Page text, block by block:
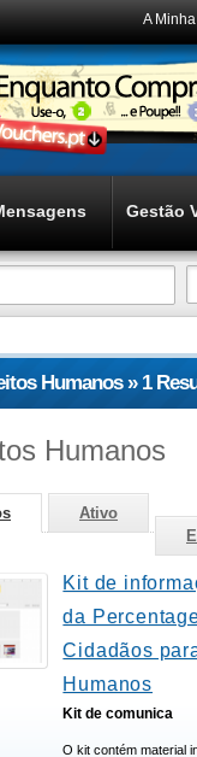
A
Gestão
Humanos » 1
Humanos
Ativo
Kit de
da
Cidadãos
Humanos
Kit de comunica
O kit contém material